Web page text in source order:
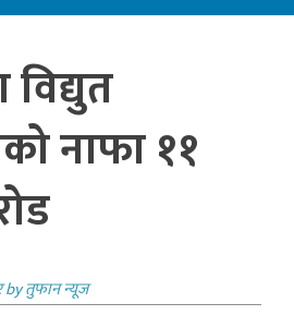
विद्युत
नाफा ११
byतुफान न्यूज